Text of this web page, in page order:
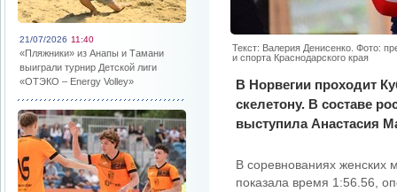
21/07/2026 11:40
«Пляжники» из Анапы и Тамани
выиграли турнир Детской лиги
«ОТЭКО – Energy Volley»
Текст: Валерия Денисенко. Фото:
и спорта Краснодарского края
В Норвегии проходит
скелетону. В составе
выступила Анастасия
В соревнованиях женских
показала время 1:56.56,